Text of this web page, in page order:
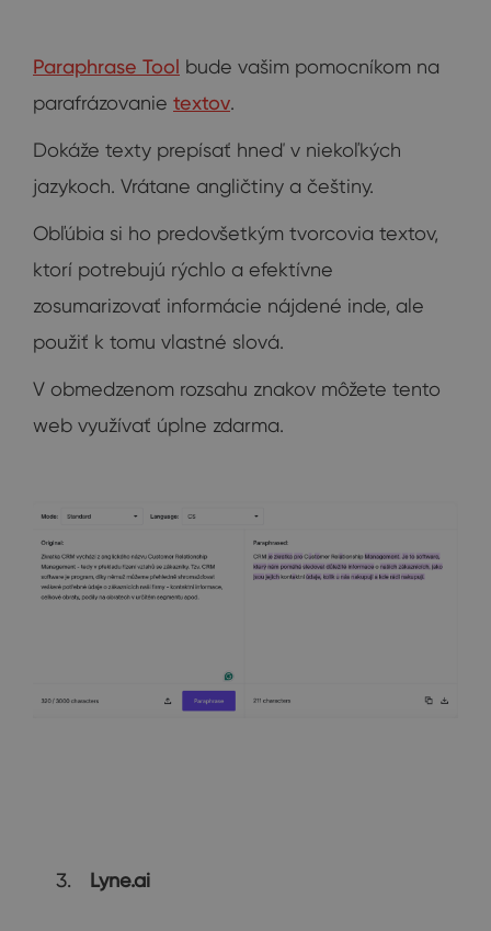
Paraphrase Tool bude vašim pomocníkom na
parafrázovanie textov.
Dokáže texty prepísať hneď v niekoľkých
jazykoch. Vrátane angličtiny a češtiny.
Obľúbia si ho predovšetkým tvorcovia textov,
ktorí potrebujú rýchlo a efektívne
zosumarizovať informácie nájdené inde, ale
použiť k tomu vlastné slová.
V obmedzenom rozsahu znakov môžete tento
web využívať úplne zdarma.
Lyne.ai